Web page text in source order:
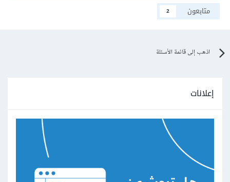
متابعون
2
اذهب إلى قائمة الأسئلة
إعلانات